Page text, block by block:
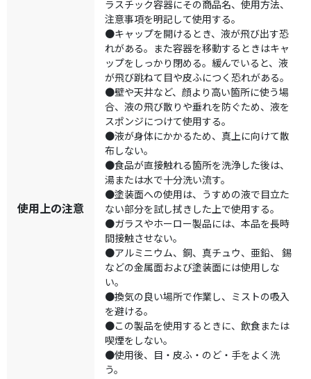
使用上の注意
ラスチック容器にその商品名、使用方法、
注意事項を明記して使用する。
●キャップを開けるとき、液が飛び出す恐
れがある。また容器を移動するときはキャ
ップをしっかり閉める。緩んでいると、液
が飛び跳ねて目や皮ふにつく恐れがある。
●壁や天井など、顔より高い箇所に使う場
合、液の飛び散りや垂れを防ぐため、液を
スポンジにつけて使用する。
●液が身体にかかるため、真上に向けて散
布しない。
●食品が直接触れる箇所を洗浄した後は、
湯または水で十分洗い流す。
●塗装面への使用は、うすめの液で目立た
ない部分を試し拭きした上で使用する。
●ガラスやホーロー製品には、本品を長時
間接触させない。
●アルミニウム、銅、真チュウ、亜鉛、 錫
などの金属面および塗装面には使用しな
い。
●換気の良い場所で作業し、ミストの吸入
を避ける。
●この製品を使用するときに、飲食または
喫煙をしない。
●使用後、目・皮ふ・のど・手をよく洗
う。